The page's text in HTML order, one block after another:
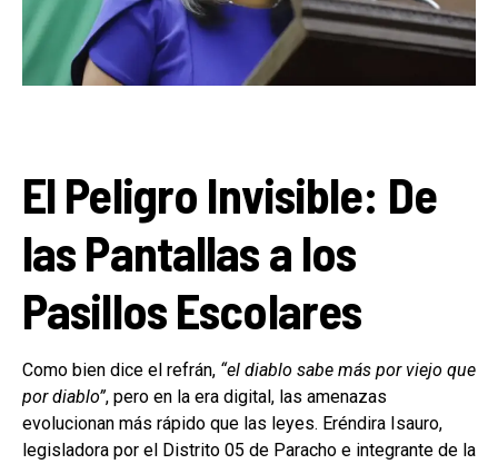
El Peligro Invisible: De
las Pantallas a los
Pasillos Escolares
Como bien dice el refrán, “el diablo sabe más por viejo que
por diablo”, pero en la era digital, las amenazas
evolucionan más rápido que las leyes. Eréndira Isauro,
legisladora por el Distrito 05 de Paracho e integrante de la